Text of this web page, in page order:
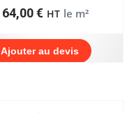
64,00€ HT le m²
Ajouter au devis